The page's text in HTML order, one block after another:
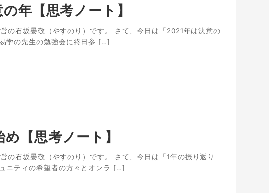
年【思考ノート】
の石坂晏敬（やすのり）です。 さて、今日は「2021年は決意の
学の先生の勉強会に終日参 […]
【思考ノート】
の石坂晏敬（やすのり）です。 さて、今日は「1年の振り返り
ニティの希望者の方々とオンラ […]